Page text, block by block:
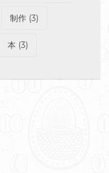
制作 (3)
本 (3)